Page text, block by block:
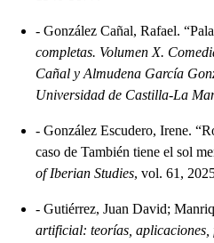
- González Cañal, Rafael.
completas. Volumen X.
Cañal y Almudena García
Universidad de Castilla-La
- González Escudero, Irene.
caso de También tiene el sol
of Iberian Studies, vol. 61,
- Gutiérrez, Juan David;
artificial: teorías, aplicaciones,